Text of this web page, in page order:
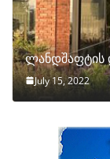
ლანდშაფტის
July 15, 2022